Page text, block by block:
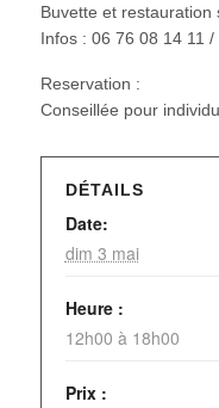
Buvette et restauration
Infos : 06 76 08 14 11
Reservation :
Conseillée pour
DÉTAILS
Date:
dim 3 mai
Heure :
12h00 à 18h00
Prix :